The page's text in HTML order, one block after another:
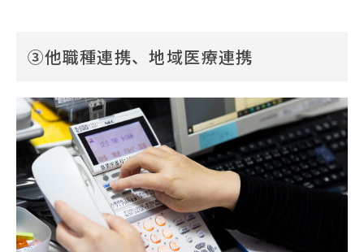
③他職種連携、地域医療連携